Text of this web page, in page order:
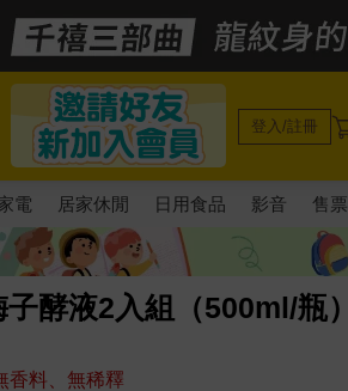
登入/註冊
電 居家休閒 日用食品 影音 售票
酵液2入組（500ml/瓶）
香料、無稀釋